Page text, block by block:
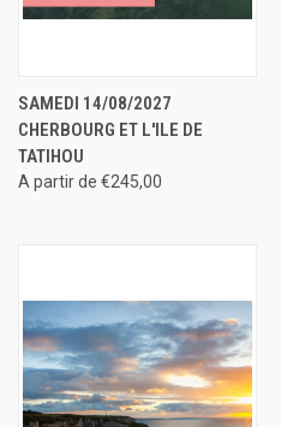
SAMEDI 14/08/2027
CHERBOURG ET L'ILE DE
TATIHOU
A partir de €245,00